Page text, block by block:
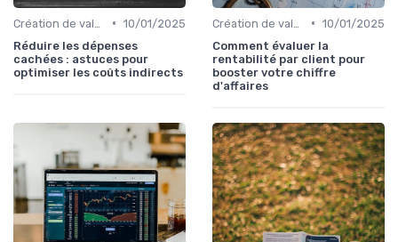
• 10/01/2025
Réduire les dépenses
cachées : astuces pour
optimiser les coûts indirects
• 10/01/2025
Comment évaluer la
rentabilité par client pour
booster votre chiffre
d'affaires